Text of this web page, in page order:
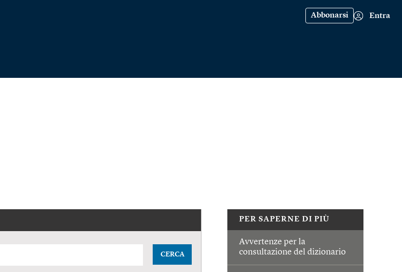
Abbonarsi Entra
PER SAPERNE DI PIÙ
Avvertenze per la
consultazione del dizionario
CERCA